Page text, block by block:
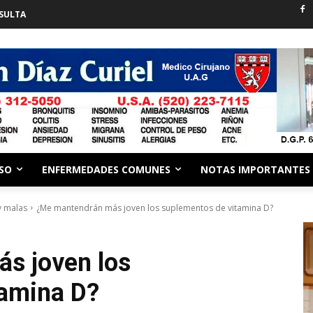
ENFERMEDADES COMUNES NOTAS IMPORTANTES
malas ¿Me mantendrán más joven los suplementos de vitamina D?
joven los
D?